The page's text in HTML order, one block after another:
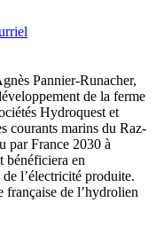
Pannier-Runacher,
de la ferme
Hydroquest et
courants marins du Raz-
par France 2030 à
bénéficiera en
l’électricité produite.
de l’hydrolien